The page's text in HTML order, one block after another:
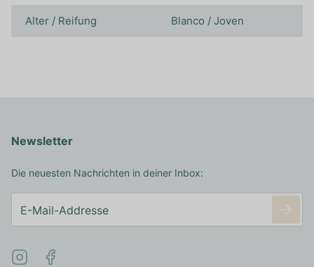
Alter / Reifung Blanco / Joven
Newsletter
Die neuesten Nachrichten in deiner Inbox: